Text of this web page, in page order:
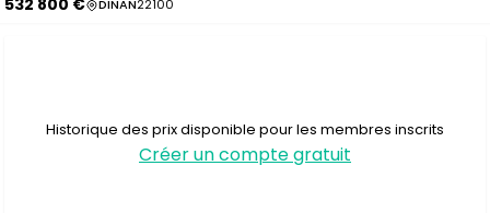
532 800 € DINAN22100
Historique des prix disponible pour les membres inscrits
Créer un compte gratuit